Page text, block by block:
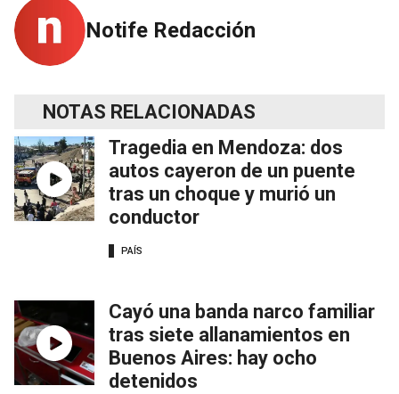
Notife Redacción
NOTAS RELACIONADAS
Tragedia en Mendoza: dos
autos cayeron de un puente
tras un choque y murió un
conductor
PAÍS
Cayó una banda narco familiar
tras siete allanamientos en
Buenos Aires: hay ocho
detenidos